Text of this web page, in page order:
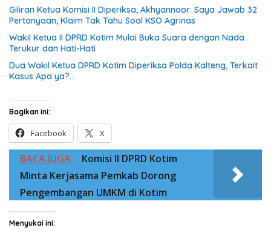
Giliran Ketua Komisi II Diperiksa, Akhyannoor: Saya Jawab 32
Pertanyaan, Klaim Tak Tahu Soal KSO Agrinas
Wakil Ketua II DPRD Kotim Mulai Buka Suara dengan Nada
Terukur dan Hati-Hati
Dua Wakil Ketua DPRD Kotim Diperiksa Polda Kalteng, Terkait
Kasus Apa ya?…
Bagikan ini:
Facebook X
BACA JUGA : Komisi II DPRD Kotim
Minta Kerjasama Pemkab Dorong
Pengembangan UMKM di Kotim
Menyukai ini: